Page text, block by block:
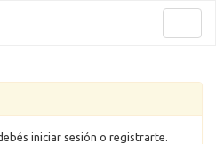
iniciar sesión o registrarte.